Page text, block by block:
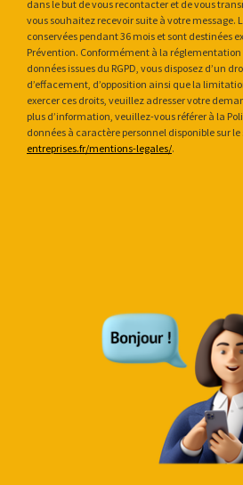
dans le but de vous recontacter et de vous
vous souhaitez recevoir suite à votre message.
conservées pendant 36 mois et sont destinées
Prévention. Conformément à la
données issues du RGPD, vous disposez d’un
d’effacement, d’opposition ainsi que la
exercer ces droits, veuillez adresser votre
plus d’information, veuillez-vous référer à la
données à caractère personnel disponible sur le
entreprises.fr/mentions-legales/.